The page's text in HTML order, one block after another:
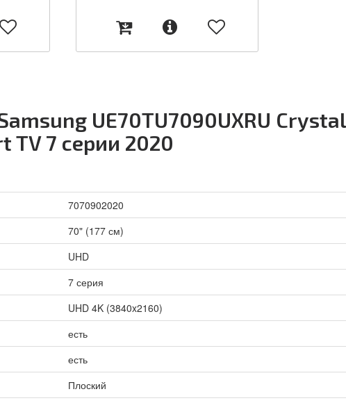
UE70TU7090UXRU
TV 7 серии 2020
7070902020
70" (177 см)
UHD
7 серия
UHD 4K (3840x2160)
есть
есть
Плоский